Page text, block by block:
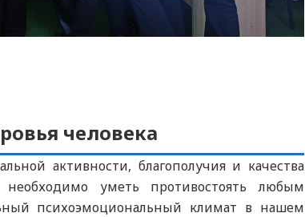
человека
активности, благополучия и качества
уметь противостоять любым
психоэмоциональный климат в нашем